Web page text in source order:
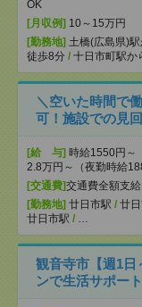
OK
[月収例] 10～15万円
[勤務地] 土橋(広島県)
徒歩8分 / 十日市町駅か
＼空いた時間で
可！施設での見
[給 与] 時給1550円
2.8万円～（夜勤時給
[交通費]交通費全額支給
[勤務地] 廿日市駅 / 廿
廿日市駅 / …
観音寺市【週1日
ンで生活サポー